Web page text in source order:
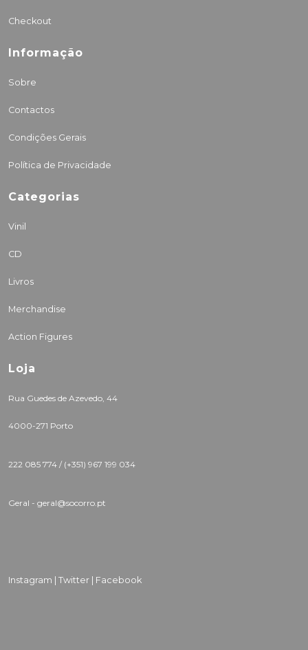
Checkout
Informação
Sobre
Contactos
Condições Gerais
Política de Privacidade
Categorias
Vinil
CD
Livros
Merchandise
Action Figures
Loja
Rua Guedes de Azevedo, 44
4000-271 Porto
222 085 774 / (+351) 967 199 034
Geral - geral@socorro.pt
Instagram | Twitter | Facebook